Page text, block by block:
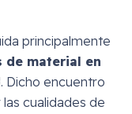
principalmente
de material en
Dicho encuentro
cualidades de